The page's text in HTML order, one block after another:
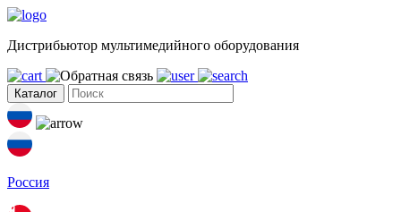
Дистрибьютор мультимедийного оборудования
Каталог
Россия